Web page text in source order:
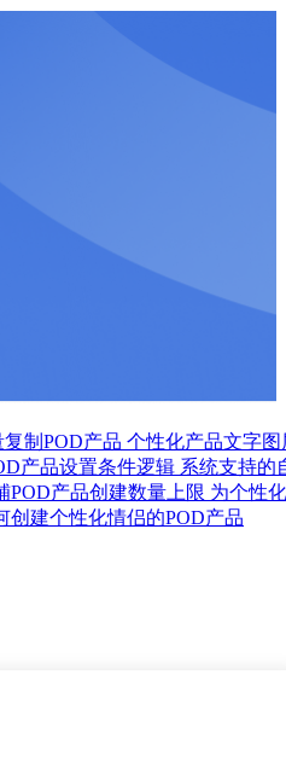
复制POD产品 个性化产品文字图
产品设置条件逻辑 系统支持的
POD产品创建数量上限 为个性化
创建个性化情侣的POD产品